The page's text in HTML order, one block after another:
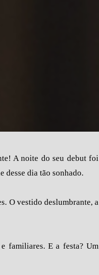
A noite do seu debut foi
desse dia tão sonhado.
O vestido deslumbrante, a
familiares. E a festa? Um